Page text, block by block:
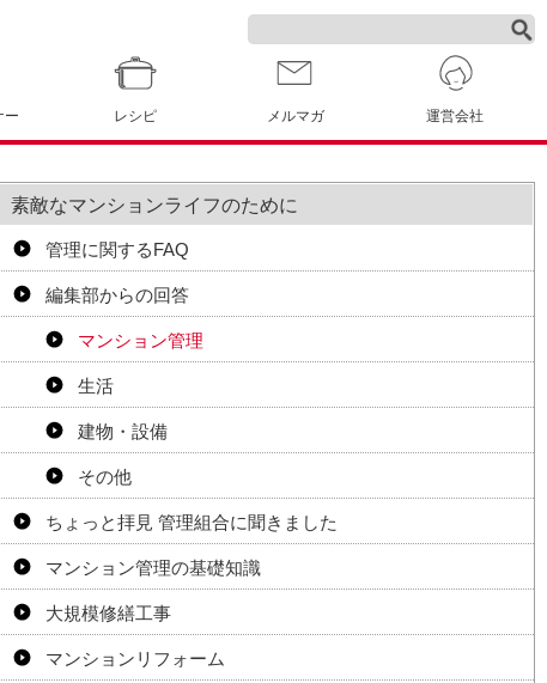
ー レシピ メルマガ 運営会社
素敵なマンションライフのために
管理に関するFAQ
編集部からの回答
マンション管理
生活
建物・設備
その他
ちょっと拝見 管理組合に聞きました
マンション管理の基礎知識
大規模修繕工事
マンションリフォーム